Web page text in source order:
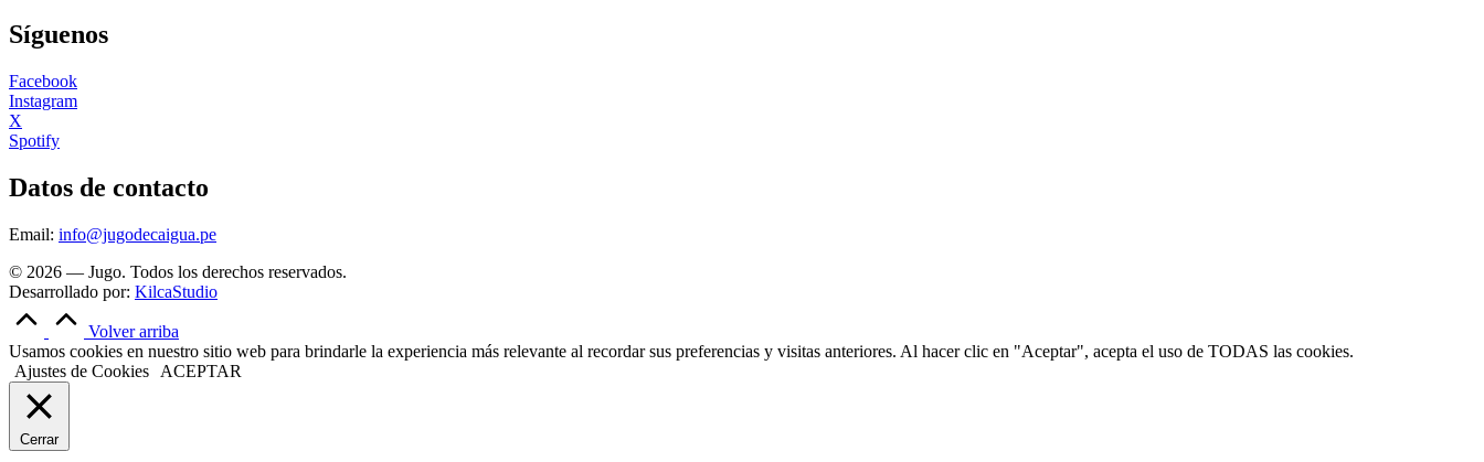
Síguenos
Facebook
Instagram
X
Spotify
Datos de contacto
Email: info@jugodecaigua.pe
© 2026 — Jugo. Todos los derechos reservados.
Desarrollado por: KilcaStudio
Volver arriba
Usamos cookies en nuestro sitio web para brindarle la experiencia más relevante al recordar sus preferencias y visitas anteriores. Al hacer clic en "Aceptar", acepta el uso de TODAS las cookies.
Ajustes de Cookies
ACEPTAR
Cerrar